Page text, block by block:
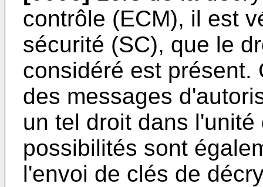
contrôle (ECM), il est
sécurité (SC), que le
considéré est présent.
des messages
un tel droit dans
possibilités sont
l'envoi de clés de